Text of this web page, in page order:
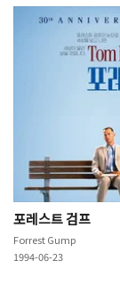
포레스트 검프
Forrest Gump
1994-06-23